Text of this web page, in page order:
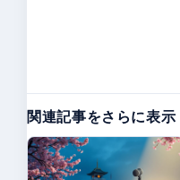
関連記事をさらに表示